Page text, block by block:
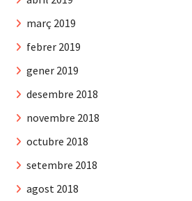
març 2019
febrer 2019
gener 2019
desembre 2018
novembre 2018
octubre 2018
setembre 2018
agost 2018